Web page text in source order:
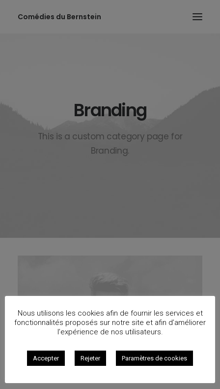
Comédies du Bernstein
Branding
This is a custom category page for
Branding.
Nous utilisons les cookies afin de fournir les services et
fonctionnalités proposés sur notre site et afin d’améliorer
l’expérience de nos utilisateurs.
Accepter Rejeter Paramètres de cookies